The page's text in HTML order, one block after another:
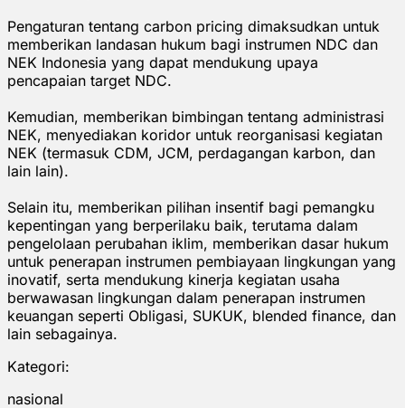
Pengaturan tentang carbon pricing dimaksudkan untuk
memberikan landasan hukum bagi instrumen NDC dan
NEK Indonesia yang dapat mendukung upaya
pencapaian target NDC.
Kemudian, memberikan bimbingan tentang administrasi
NEK, menyediakan koridor untuk reorganisasi kegiatan
NEK (termasuk CDM, JCM, perdagangan karbon, dan
lain lain).
Selain itu, memberikan pilihan insentif bagi pemangku
kepentingan yang berperilaku baik, terutama dalam
pengelolaan perubahan iklim, memberikan dasar hukum
untuk penerapan instrumen pembiayaan lingkungan yang
inovatif, serta mendukung kinerja kegiatan usaha
berwawasan lingkungan dalam penerapan instrumen
keuangan seperti Obligasi, SUKUK, blended finance, dan
lain sebagainya.
Kategori:
nasional